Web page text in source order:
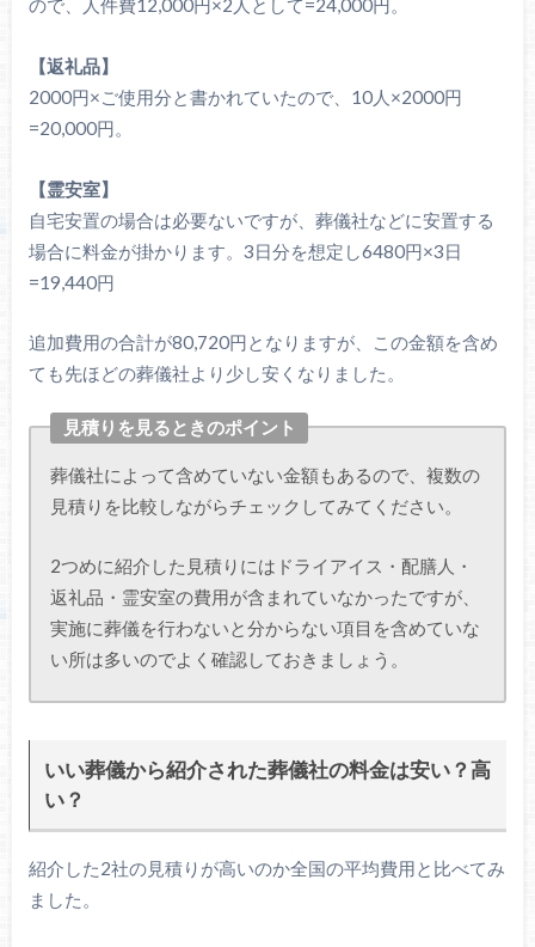
ので、人件費12,000円×2人として=24,000円。
【返礼品】
2000円×ご使用分と書かれていたので、10人×2000円
=20,000円。
【霊安室】
自宅安置の場合は必要ないですが、葬儀社などに安置する
場合に料金が掛かります。3日分を想定し6480円×3日
=19,440円
追加費用の合計が80,720円となりますが、この金額を含め
ても先ほどの葬儀社より少し安くなりました。
見積りを見るときのポイント
葬儀社によって含めていない金額もあるので、複数の
見積りを比較しながらチェックしてみてください。
2つめに紹介した見積りにはドライアイス・配膳人・
返礼品・霊安室の費用が含まれていなかったですが、
実施に葬儀を行わないと分からない項目を含めていな
い所は多いのでよく確認しておきましょう。
いい葬儀から紹介された葬儀社の料金は安い？高
い？
紹介した2社の見積りが高いのか全国の平均費用と比べてみ
ました。